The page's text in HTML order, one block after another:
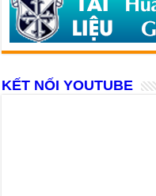
KẾT NỐI YOUTUBE